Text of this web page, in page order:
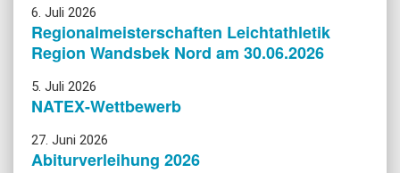
6. Juli 2026
Regionalmeisterschaften Leichtathletik
Region Wandsbek Nord am 30.06.2026
5. Juli 2026
NATEX-Wettbewerb
27. Juni 2026
Abiturverleihung 2026